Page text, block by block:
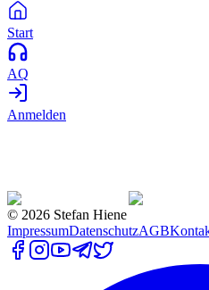
Start
AQ
Anmelden
© 2026 Stefan Hiene
ImpressumDatenschutzAGB